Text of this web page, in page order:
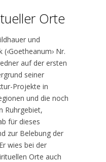
Orte
und
Nr.
auf der ersten
seiner
Projekte in
und die noch
Ruhrgebiet,
für dieses
zur Belebung der
wies bei der
Orte auch